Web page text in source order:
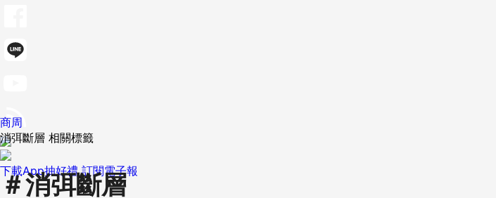
下載App抽好禮 訂閱電子報
商周
消弭斷層 相關標籤
＃消弭斷層